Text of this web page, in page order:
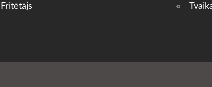
Fritētājs